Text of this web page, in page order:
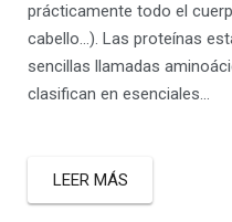
prácticamente todo el
cabello…). Las proteínas
sencillas llamadas
clasifican en esenciales…
LEER MÁS